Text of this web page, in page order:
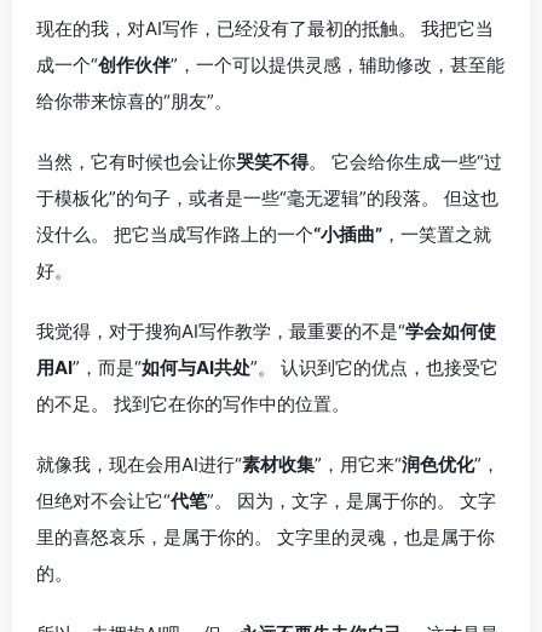
现在的我，对AI写作，已经没有了最初的抵触。 我把它当
成一个“创作伙伴”，一个可以提供灵感，辅助修改，甚至能
给你带来惊喜的“朋友”。
当然，它有时候也会让你哭笑不得。 它会给你生成一些“过
于模板化”的句子，或者是一些“毫无逻辑”的段落。 但这也
没什么。 把它当成写作路上的一个“小插曲” ，一笑置之就
好。
我觉得，对于搜狗AI写作教学，最重要的不是“学会如何使
用AI”，而是“如何与AI共处”。 认识到它的优点，也接受它
的不足。 找到它在你的写作中的位置。
就像我，现在会用AI进行“素材收集”，用它来“润色优化”，
但绝对不会让它“代笔”。 因为，文字，是属于你的。 文字
里的喜怒哀乐，是属于你的。 文字里的灵魂，也是属于你
的。